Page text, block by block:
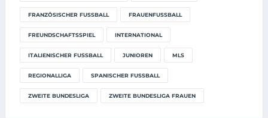
FRANZÖSISCHER FUSSBALL FRAUENFUSSBALL
FREUNDSCHAFTSSPIEL INTERNATIONAL
ITALIENISCHER FUSSBALL JUNIOREN MLS
REGIONALLIGA SPANISCHER FUSSBALL
ZWEITE BUNDESLIGA ZWEITE BUNDESLIGA FRAUEN